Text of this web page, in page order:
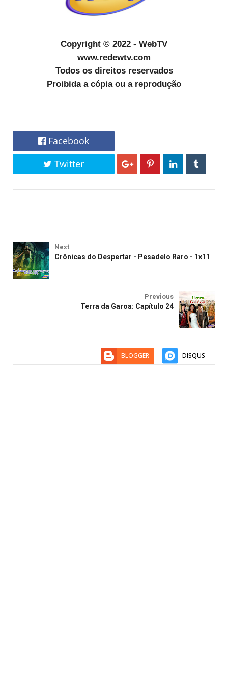
Copyright © 2022 - WebTV
www.redewtv.com
Todos os direitos reservados
Proibida a cópia ou a reprodução
Facebook
Twitter
Next
Crônicas do Despertar - Pesadelo Raro - 1x11
Previous
Terra da Garoa: Capítulo 24
BLOGGER DISQUS